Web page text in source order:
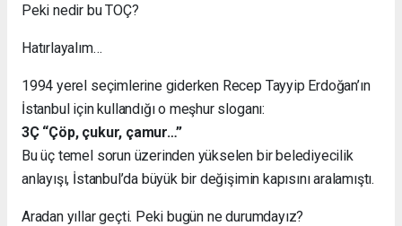
Peki nedir bu TOÇ?
Hatırlayalım…
1994 yerel seçimlerine giderken Recep Tayyip Erdoğan’ın
İstanbul için kullandığı o meşhur sloganı:
3Ç “Çöp, çukur, çamur…”
Bu üç temel sorun üzerinden yükselen bir belediyecilik
anlayışı, İstanbul’da büyük bir değişimin kapısını aralamıştı.
Aradan yıllar geçti. Peki bugün ne durumdayız?